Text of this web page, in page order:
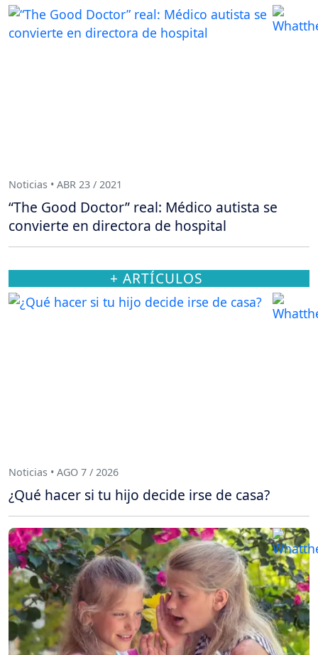
Noticias • ABR 23 / 2021
“The Good Doctor” real: Médico autista se
convierte en directora de hospital
+ ARTÍCULOS
Noticias • AGO 7 / 2026
¿Qué hacer si tu hijo decide irse de casa?